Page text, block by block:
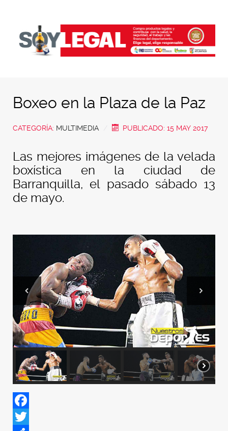
Boxeo en la Plaza de la Paz
CATEGORÍA: MULTIMEDIA PUBLICADO: 15 MAY 2017
Las mejores imágenes de la velada
boxística en la ciudad de
Barranquilla, el pasado sábado 13
de mayo.
Facebook